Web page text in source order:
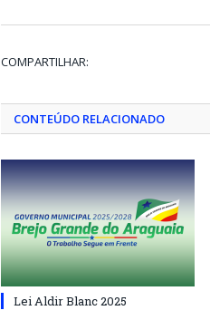
COMPARTILHAR:
CONTEÚDO RELACIONADO
Lei Aldir Blanc 2025